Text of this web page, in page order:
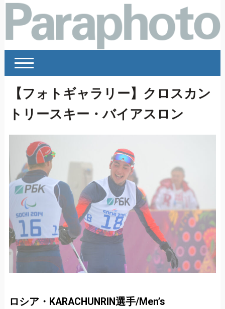
【フォトギャラリー】クロスカン
トリースキー・バイアスロン
ロシア・KARACHUNRIN選手/Men’s